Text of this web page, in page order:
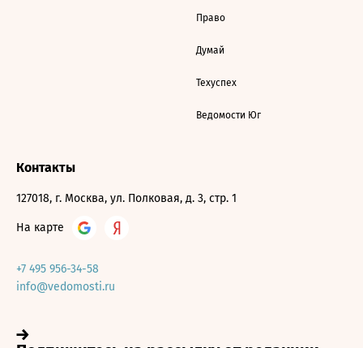
Право
Думай
Техуспех
Ведомости Юг
Контакты
127018, г. Москва, ул. Полковая, д. 3, стр. 1
На карте
+7 495 956-34-58
info@vedomosti.ru